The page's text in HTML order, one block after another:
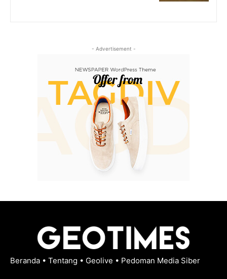
- Advertisement -
Beranda • Tentang • Geolive • Pedoman Media Siber